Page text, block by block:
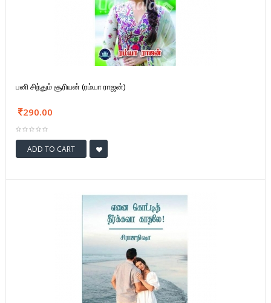
பனி சிந்தும் சூரியன் (ரம்யா ராஜன்)
290.00
ADD TO CART